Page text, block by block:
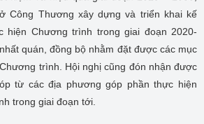
Công Thương xây dựng và triển khai kế
hiện Chương trình trong giai đoạn 2020-
quán, đồng bộ nhằm đặt được các mục
trình. Hội nghị cũng đón nhận được
từ các địa phương góp phần thực hiện
trong giai đoạn tới.